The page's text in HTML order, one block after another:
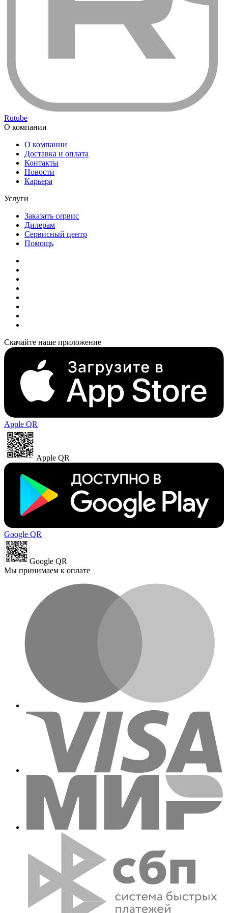
Rutube
О компании
О компании
Доставка и оплата
Контакты
Новости
Карьера
Услуги
Заказать сервис
Дилерам
Сервисный центр
Помощь
Скачайте наше приложение
Apple QR
Apple QR
Google QR
Google QR
Мы принимаем к оплате